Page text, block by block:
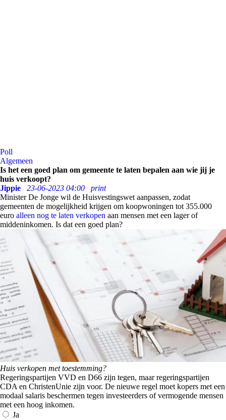
Poll
Algemeen
Is het een goed plan om gemeente te laten bepalen aan wie jij je
huis verkoopt?
Jippie
23-06-2023 04:00
print
Minister De Jonge wil de Huisvestingswet aanpassen, zodat
gemeenten de mogelijkheid krijgen om koopwoningen tot 355.000
euro alleen nog te laten verkopen aan mensen met een lager of
middeninkomen. Is dat een goed plan?
Huis verkopen met toestemming?
Regeringspartijen VVD en D66 zijn tegen, maar regeringspartijen
CDA en ChristenUnie zijn voor. De nieuwe regel moet kopers met een
modaal salaris beschermen tegen investeerders of vermogende mensen
met een hoog inkomen.
Ja